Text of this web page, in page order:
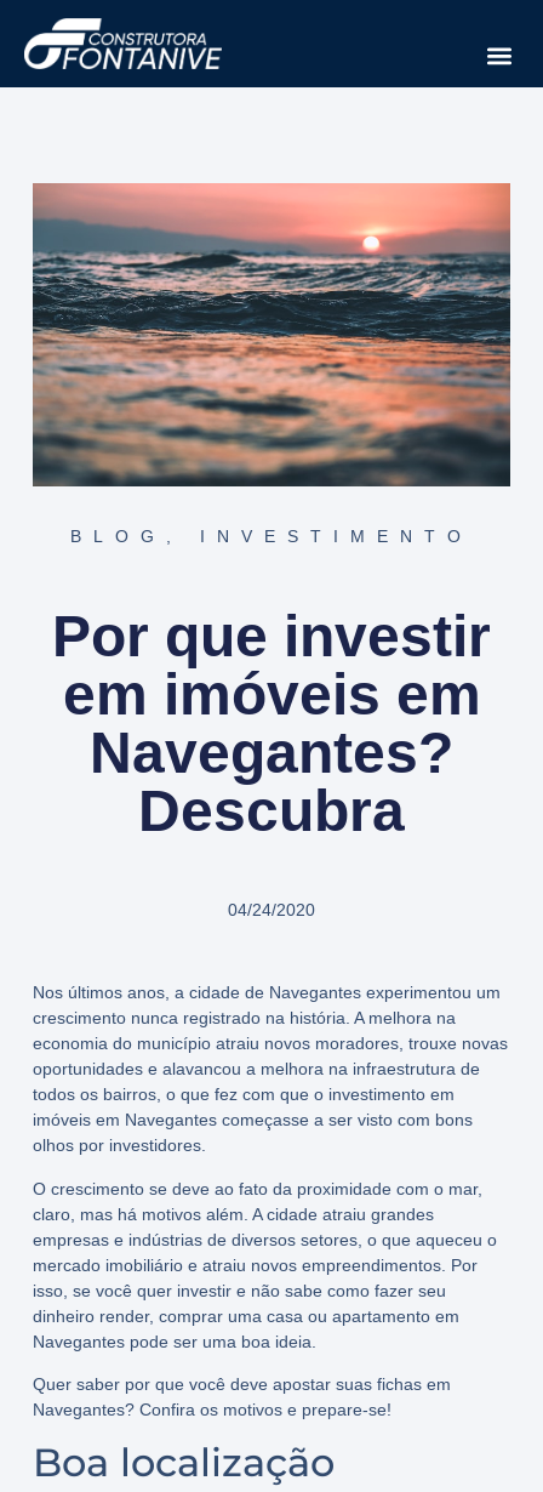
BLOG , INVESTIMENTO
Por que investir
em imóveis em
Navegantes?
Descubra
04/24/2020
Nos últimos anos, a cidade de Navegantes experimentou um
crescimento nunca registrado na história. A melhora na
economia do município atraiu novos moradores, trouxe novas
oportunidades e alavancou a melhora na infraestrutura de
todos os bairros, o que fez com que o investimento em
imóveis em Navegantes começasse a ser visto com bons
olhos por investidores.
O crescimento se deve ao fato da proximidade com o mar,
claro, mas há motivos além. A cidade atraiu grandes
empresas e indústrias de diversos setores, o que aqueceu o
mercado imobiliário e atraiu novos empreendimentos. Por
isso, se você quer investir e não sabe como fazer seu
dinheiro render, comprar uma casa ou apartamento em
Navegantes pode ser uma boa ideia.
Quer saber por que você deve apostar suas fichas em
Navegantes? Confira os motivos e prepare-se!
Boa localização